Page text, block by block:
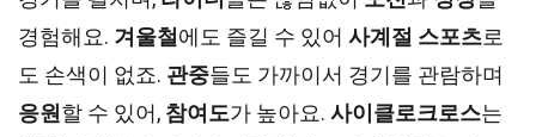
경험해요. 겨울철 에도 즐길 수 있어 사계절 스포츠로
도 손색이 없죠. 관중들도 가까이서 경기를 관람하며
응원 할 수 있어, 참여도가 높아요. 사이클로크로스는